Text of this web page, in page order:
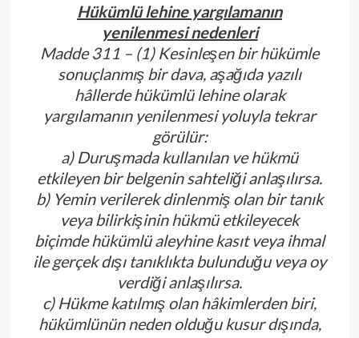
Hükümlü lehine yargılamanın
yenilenmesi nedenleri
Madde 311 – (1) Kesinleşen bir hükümle
sonuçlanmış bir dava, aşağıda yazılı
hâllerde hükümlü lehine olarak
yargılamanın yenilenmesi yoluyla tekrar
görülür:
a) Duruşmada kullanılan ve hükmü
etkileyen bir belgenin sahteliği anlaşılırsa.
b) Yemin verilerek dinlenmiş olan bir tanık
veya bilirkişinin hükmü etkileyecek
biçimde hükümlü aleyhine kasıt veya ihmal
ile gerçek dışı tanıklıkta bulunduğu veya oy
verdiği anlaşılırsa.
c) Hükme katılmış olan hâkimlerden biri,
hükümlünün neden olduğu kusur dışında,